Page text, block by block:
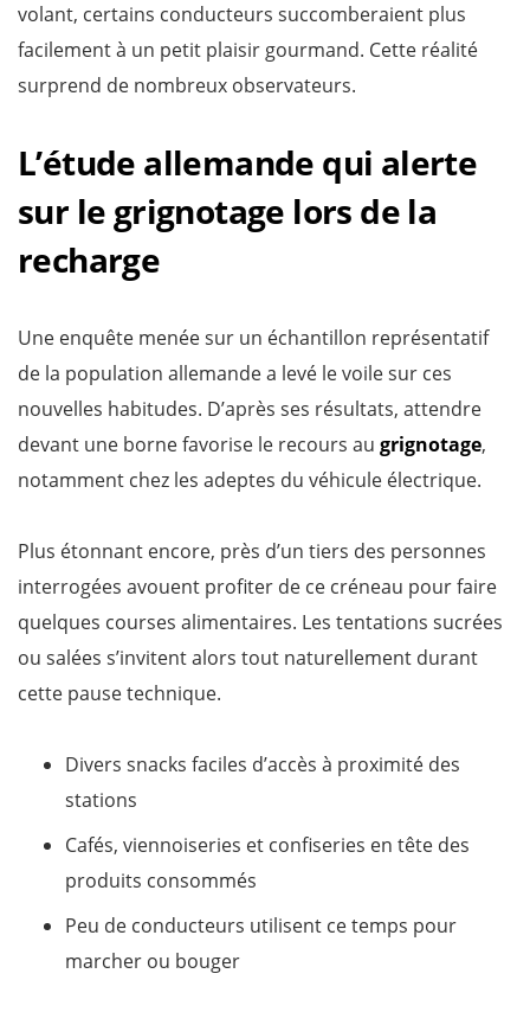
volant, certains conducteurs succomberaient plus
facilement à un petit plaisir gourmand. Cette réalité
surprend de nombreux observateurs.
L’étude allemande qui alerte
sur le grignotage lors de la
recharge
Une enquête menée sur un échantillon représentatif
de la population allemande a levé le voile sur ces
nouvelles habitudes. D’après ses résultats, attendre
devant une borne favorise le recours au grignotage,
notamment chez les adeptes du véhicule électrique.
Plus étonnant encore, près d’un tiers des personnes
interrogées avouent profiter de ce créneau pour faire
quelques courses alimentaires. Les tentations sucrées
ou salées s’invitent alors tout naturellement durant
cette pause technique.
Divers snacks faciles d’accès à proximité des
stations
Cafés, viennoiseries et confiseries en tête des
produits consommés
Peu de conducteurs utilisent ce temps pour
marcher ou bouger